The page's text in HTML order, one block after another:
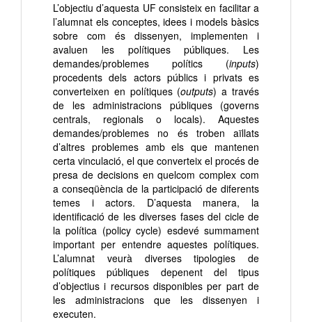
L’objectiu d’aquesta UF consisteix en facilitar a
l’alumnat els conceptes, idees i models bàsics
sobre com és dissenyen, implementen i
avaluen les polítiques públiques. Les
demandes/problemes polítics (inputs)
procedents dels actors públics i privats es
converteixen en polítiques (outputs) a través
de les administracions públiques (governs
centrals, regionals o locals). Aquestes
demandes/problemes no és troben aïllats
d’altres problemes amb els que mantenen
certa vinculació, el que converteix el procés de
presa de decisions en quelcom complex com
a conseqüència de la participació de diferents
temes i actors. D’aquesta manera, la
identificació de les diverses fases del cicle de
la política (policy cycle) esdevé summament
important per entendre aquestes polítiques.
L’alumnat veurà diverses tipologies de
polítiques públiques depenent del tipus
d’objectius i recursos disponibles per part de
les administracions que les dissenyen i
executen.